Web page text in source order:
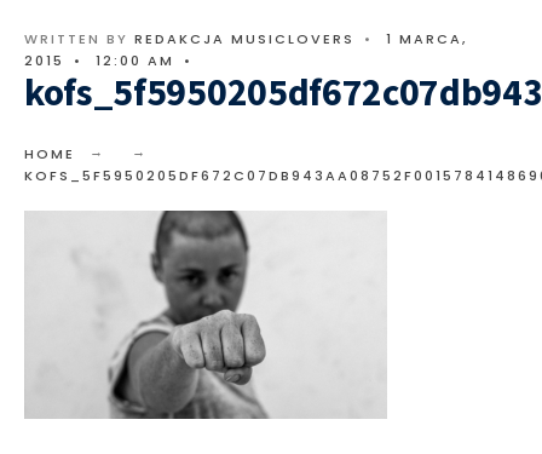
WRITTEN BY REDAKCJA MUSICLOVERS •
1 MARCA,
2015
• 12:00 AM •
HOME